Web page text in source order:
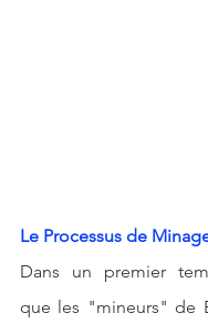
Le Processus de
Dans un premier
que les "mineurs" de